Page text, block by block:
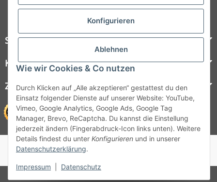
Konfigurieren
Ablehnen
Wie wir Cookies & Co nutzen
Durch Klicken auf „Alle akzeptieren“ gestattest du den
Einsatz folgender Dienste auf unserer Website: YouTube,
Vimeo, Google Analytics, Google Ads, Google Tag
Manager, Brevo, ReCaptcha. Du kannst die Einstellung
jederzeit ändern (Fingerabdruck-Icon links unten). Weitere
Details findest du unter Konfigurieren und in unserer
Datenschutzerklärung.
Impressum Datenschutz
Steelboxx
Kundenservice
Zahlungsmöglichkeiten
© 1964 - 2026 Lüllmann GmbH